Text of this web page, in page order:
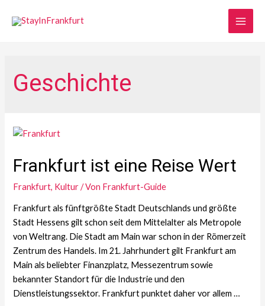
Main
Geschichte
Frankfurt ist eine Reise Wert
Frankfurt, Kultur/ Von Frankfurt-Guide
Frankfurt als fünftgrößte Stadt Deutschlands und größte
Stadt Hessens gilt schon seit dem Mittelalter als Metropole
von Weltrang. Die Stadt am Main war schon in der Römerzeit
Zentrum des Handels. Im 21. Jahrhundert gilt Frankfurt am
Main als beliebter Finanzplatz, Messezentrum sowie
bekannter Standort für die Industrie und den
Dienstleistungssektor. Frankfurt punktet daher vor allem …